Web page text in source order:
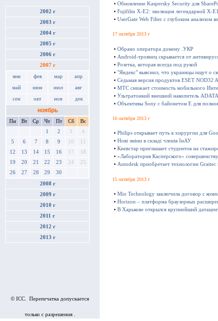
2002 г
2003 г
2004 г
2005 г
2006 г
2007 г
янв фев мар апр
май июн июл авг
сен окт ноя дек
ноябрь
Пн Вт Ср Чт Пт Сб
Вс
1
2 3
4
5
6 7 8 9 10
11
12
13 14 15 16 17
18
19
20 21 22 23 24
25
26
27 28 29 30
2008 г
2009 г
2010 г
2011 г
2012 г
2013 г
© ICC. Перепечатка допускается
только с разрешения .
• Обновление Kaspersky Security для
• Fujifilm X-E2: эволюция легендарной X-
• UserGate Web Filter с глубоким анализом
17 октября 2013 г
• Обрано оператора домену .УКР
• Android-троянец скрывается от
• Розетка, которая всегда под рукой
• "Яндекс" выяснил, что украинцы ищут о
• Седьмая версия продуктов ESET NOD32
• МТС снижает стоимость мобильного
• Ультратонкий внешний накопитель
• Объективы Sony с байонетом E для
16 октября 2013 г
• Philips открывает путь к хирургии для
• Нові зміни в складі членів ІнАУ
• Киевстар приглашает студентов на
• «Лаборатория Касперского»
• Autodesk приобретает технологии
15 октября 2013 г
• Mio Technology заключила договор с
• Horizon – платформа браузерных
• В Харькове открылся крупнейший